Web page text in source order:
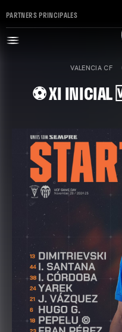
PARTNERS PRINCIPALES
VALENCIA CF
⚽ XI INICIAL